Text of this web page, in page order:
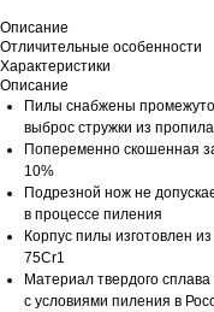
Описание
Отличительные особенности
Характеристики
Описание
Пилы снабжены
выброс стружки из пропила
Попеременно скошенная
10%
Подрезной нож не
в процессе пиления
Корпус пилы изготовлен
75Cr1
Материал твердого
с условиями пиления в